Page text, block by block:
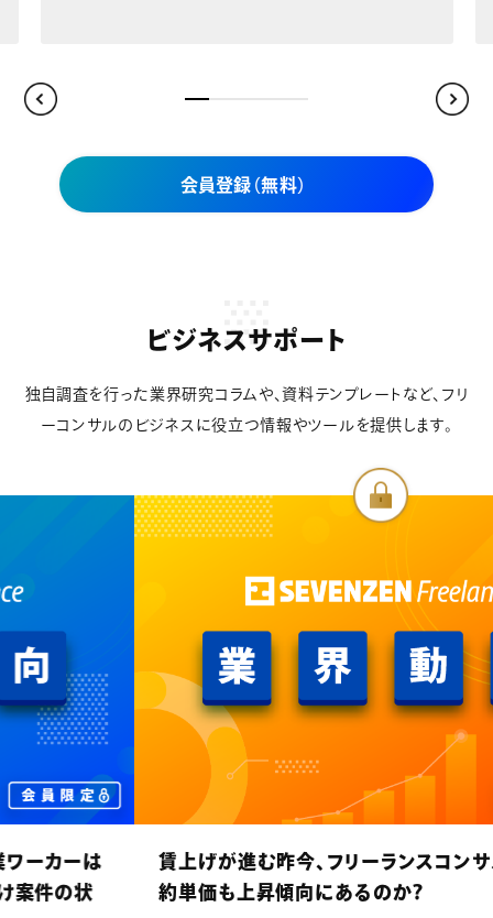
会員登録（無料）
ビジネスサポート
独自調査を行った業界研究コラムや、資料テンプレートなど、フリ
ーコンサルのビジネスに役立つ情報やツールを提供します。
賃上げが進む昨今、フリーランスコンサルタントの契
約単価も上昇傾向にあるのか？